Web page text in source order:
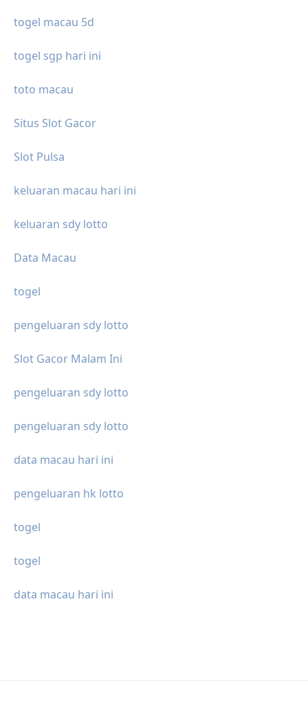
togel macau 5d
togel sgp hari ini
toto macau
Situs Slot Gacor
Slot Pulsa
keluaran macau hari ini
keluaran sdy lotto
Data Macau
togel
pengeluaran sdy lotto
Slot Gacor Malam Ini
pengeluaran sdy lotto
pengeluaran sdy lotto
data macau hari ini
pengeluaran hk lotto
togel
togel
data macau hari ini